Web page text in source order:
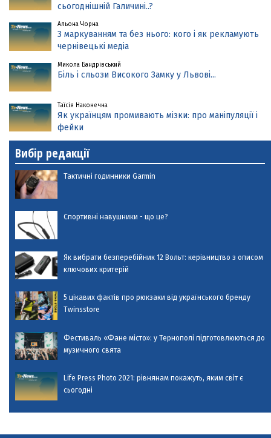
сьогоднішній Галичині..?
Альона Чорна
З маркуванням та без нього: кого і як рекламують
чернівецькі медіа
Микола Бандрівський
Біль і сльози Високого Замку у Львові...
Таїсія Наконечна
Як українцям промивають мізки: про маніпуляції і
фейки
Вибір редакції
Тактичні годинники Garmin
Спортивні навушники - що це?
Як вибрати безперебійник 12 Вольт: керівництво з описом
ключових критерій
5 цікавих фактів про рюкзаки від українського бренду
Twinsstore
Фестиваль «Фане місто»: у Тернополі підготовлюються до
музичного свята
Life Press Photo 2021: рівнянам покажуть, яким світ є
сьогодні